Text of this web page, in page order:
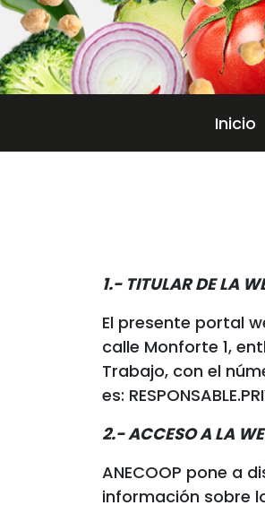
Inicio
1.- TITULAR DE LA
El presente portal
calle Monforte 1,
Trabajo, con el
es:
2.- ACCESO A LA
ANECOOP pone a
información sobre